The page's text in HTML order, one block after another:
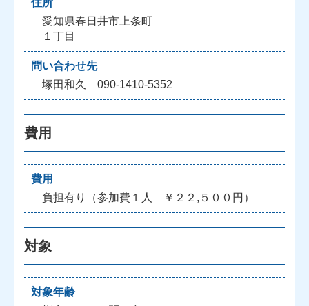
住所
愛知県春日井市上条町
１丁目
問い合わせ先
塚田和久 090-1410-5352
費用
費用
負担有り（参加費１人 ￥２２,５００円）
対象
対象年齢